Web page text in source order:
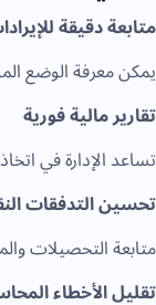
متابعة دقيقة
يمكن معرفة الوضع
تقارير مالية فورية
تساعد الإدارة في
تحسين التدفقات
متابعة التحصيلات
تقليل الأخطاء